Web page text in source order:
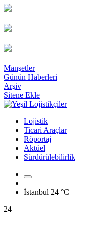
Manşetler
Günün Haberleri
Arşiv
Sitene Ekle
Lojistik
Ticari Araçlar
Röportaj
Aktüel
Sürdürülebilirlik
İstanbul 24 °C
24